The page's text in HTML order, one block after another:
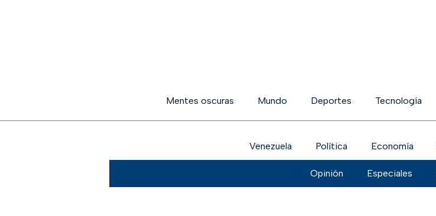
Mentes oscuras Mundo Deportes Tecnología
Venezuela Política Economía
Opinión Especiales